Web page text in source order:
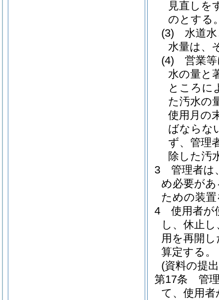
見直しを
のとする
(3)
水道
水量は、
(4)
営業
水の量と
ところに
た汚水の
使用月の
ばならな
ず、管理
除した汚
3
管理者は
め必要が
ための装
4
使用者が
し、休止
用を再開
算定する。
(資料の提
第17条
管
て、使用